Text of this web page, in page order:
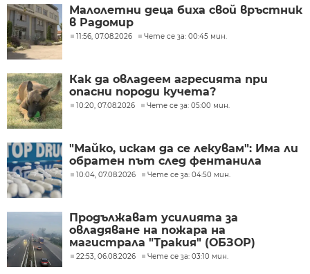
Малолетни деца биха свой връстник
в Радомир
11:56, 07.08.2026 Чете се за: 00:45 мин.
Как да овладеем агресията при
опасни породи кучета?
10:20, 07.08.2026 Чете се за: 05:00 мин.
"Майко, искам да се лекувам": Има ли
обратен път след фентанила
10:04, 07.08.2026 Чете се за: 04:50 мин.
Продължават усилията за
овладяване на пожара на
магистрала "Тракия" (ОБЗОР)
22:53, 06.08.2026 Чете се за: 03:10 мин.